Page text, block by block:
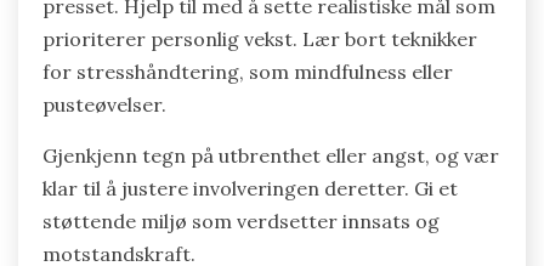
blomstre under press. Disse elementene bidrar
samlet til forbedret prestasjon og generell
velvære i ungdomsidrett.
Hvordan kan foreldre støtte barnas
mentale helse i idrett?
Foreldre kan støtte barnas mentale helse i idrett